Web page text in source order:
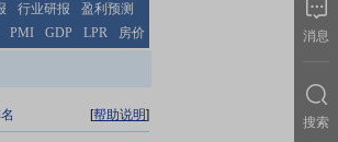
行业研报
盈利预测
PMI GDP LPR 房价
[帮助说明]
消息
搜索